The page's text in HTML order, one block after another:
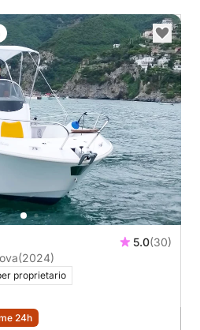
5.0(30)
(2024)
proprietario
24h